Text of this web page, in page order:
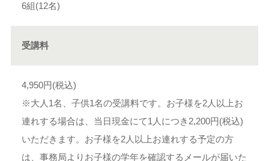
6組(12名)
受講料
4,950円(税込)
※大人1名、子供1名の受講料です。お子様を2人以上お
連れする場合は、当日現金にて1人につき2,200円(税込)
いただきます。お子様を2人以上お連れする予定の方
は、事務局よりお子様の学年を確認するメールが届いた